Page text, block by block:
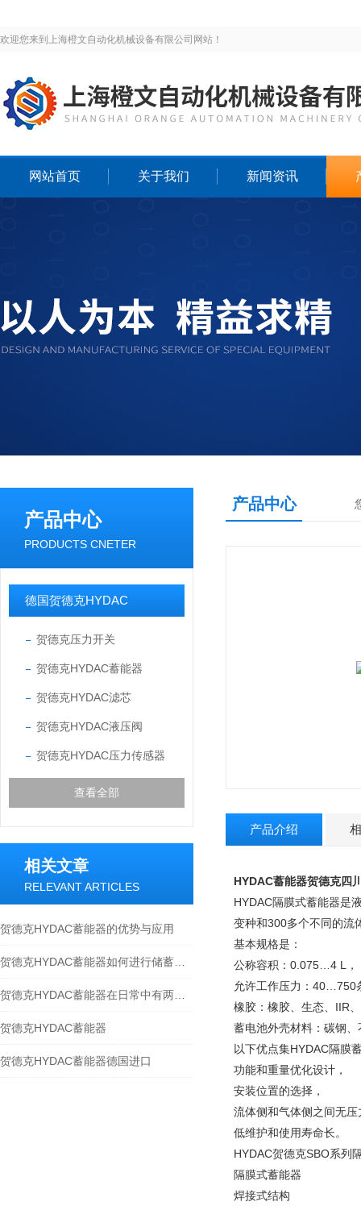
欢迎您来到上海橙文自动化机械设备有限公司网站！
网站首页 关于我们 新闻资讯
产品中心
PRODUCTS CNETER
德国贺德克HYDAC
贺德克压力开关
贺德克HYDAC蓄能器
贺德克HYDAC滤芯
贺德克HYDAC液压阀
贺德克HYDAC压力传感器
查看全部
相关文章
RELEVANT ARTICLES
贺德克HYDAC蓄能器的优势与应用
贺德克HYDAC蓄能器
贺德克HYDAC蓄能器德国进口
产品中心
产品介绍
HYDAC蓄能器贺德克四
HYDAC隔膜式蓄能器是
变种和300多个不同的流
基本规格是：
公称容积：0.075…4 L，
允许工作压力：40…750
橡胶：橡胶、生态、IIR
蓄电池外壳材料：碳钢
以下优点集HYDAC隔膜
功能和重量优化设计，
安装位置的选择，
流体侧和气体侧之间无压
低维护和使用寿命长。
HYDAC贺德克SBO系列
隔膜式蓄能器
焊接式结构